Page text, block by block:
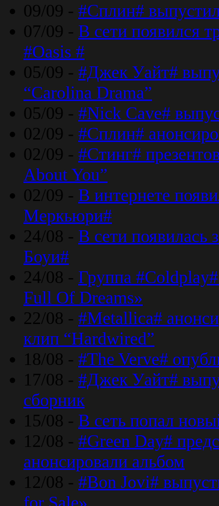
09/09 - #Сплин#
07/09 - В сети появился
#Oasis #
05/09 - #Джек Уайт#
“Carolina Drama”
05/09 - #Nick Cave#
02/09 - #Сплин#
02/09 - #Стинг#
About You”
02/09 - В интернете
Меркьюри#
24/08 - В сети появилась
Боуи#
24/08 - Группа
Full Of Dreams»
22/08 - #Metallica#
клип “Hardwired”
18/08 - #The Verve#
17/08 - #Джек Уайт#
сборник
15/08 - В сеть попал
12/08 - #Green Day#
анонсировали альбом
12/08 - #Bon Jovi#